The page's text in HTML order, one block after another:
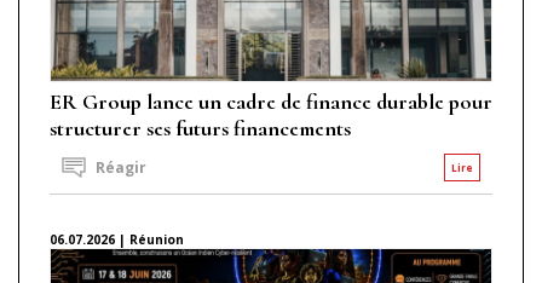
ER Group lance un cadre de finance durable pour
structurer ses futurs financements
Lire
Réagir
06.07.2026 | Réunion